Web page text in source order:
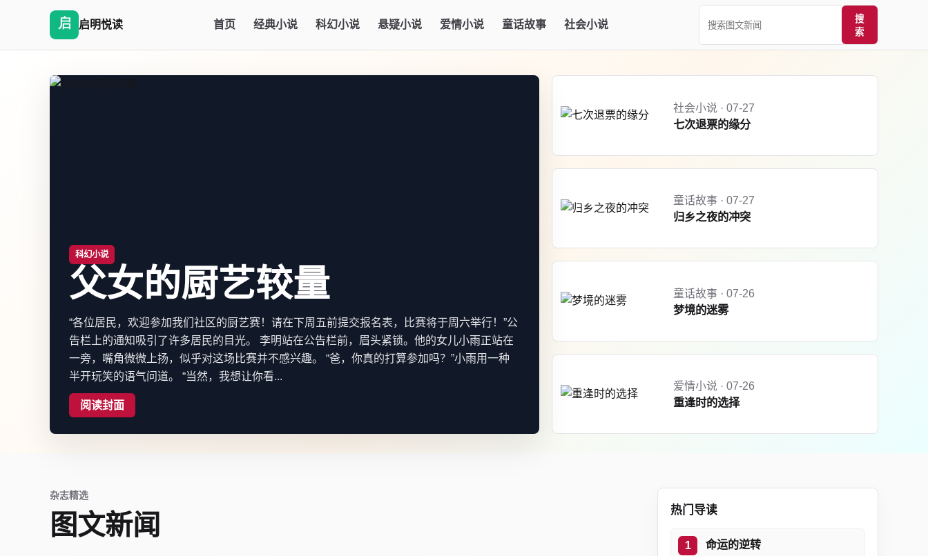
启明悦读 首页 经典小说 科幻小说 悬疑小说 爱情小说 童话故事 社会小说
搜
索
科幻小说
父女的厨艺较量
“各位居民，欢迎参加我们社区的厨艺赛！请在下周五前提交报名表，比赛将于周六举行！”公
告栏上的通知吸引了许多居民的目光。 李明站在公告栏前，眉头紧锁。他的女儿小雨正站在
一旁，嘴角微微上扬，似乎对这场比赛并不感兴趣。 “爸，你真的打算参加吗？”小雨用一种
半开玩笑的语气问道。 “当然，我想让你看...
阅读封面
社会小说 · 07-27
七次退票的缘分
童话故事 · 07-27
归乡之夜的冲突
童话故事 · 07-26
梦境的迷雾
爱情小说 · 07-26
重逢时的选择
杂志精选
图文新闻 热门导读
命运的逆转